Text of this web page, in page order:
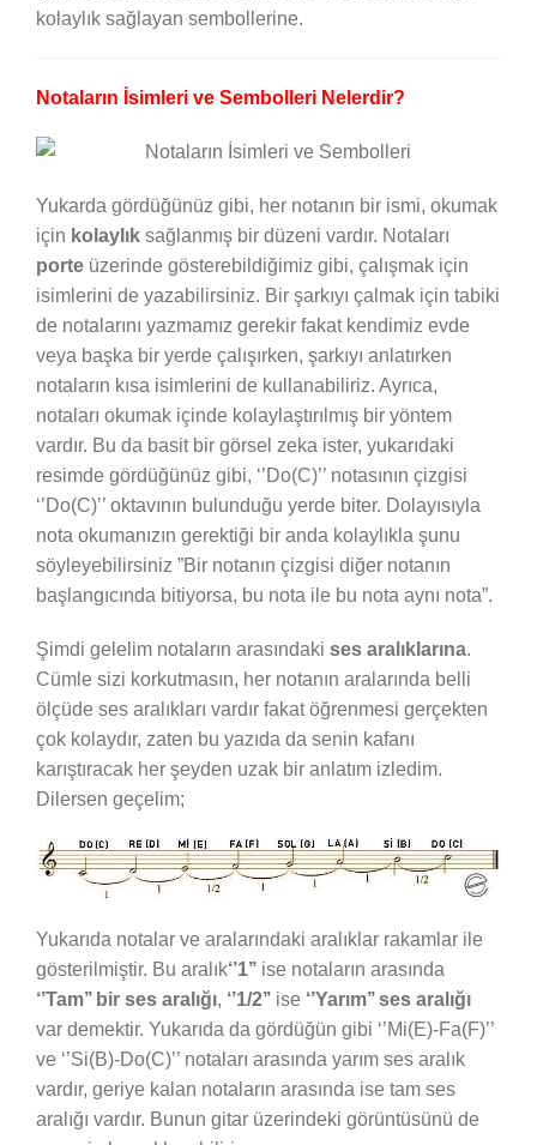
kolaylık sağlayan sembollerine.
Notaların İsimleri ve Sembolleri Nelerdir?
Yukarda gördüğünüz gibi, her notanın bir ismi, okumak
için kolaylık sağlanmış bir düzeni vardır. Notaları
porte üzerinde gösterebildiğimiz gibi, çalışmak için
isimlerini de yazabilirsiniz. Bir şarkıyı çalmak için tabiki
de notalarını yazmamız gerekir fakat kendimiz evde
veya başka bir yerde çalışırken, şarkıyı anlatırken
notaların kısa isimlerini de kullanabiliriz. Ayrıca,
notaları okumak içinde kolaylaştırılmış bir yöntem
vardır. Bu da basit bir görsel zeka ister, yukarıdaki
resimde gördüğünüz gibi, ‘’Do(C)’’ notasının çizgisi
‘’Do(C)’’ oktavının bulunduğu yerde biter. Dolayısıyla
nota okumanızın gerektiği bir anda kolaylıkla şunu
söyleyebilirsiniz ”Bir notanın çizgisi diğer notanın
başlangıcında bitiyorsa, bu nota ile bu nota aynı nota”.
Şimdi gelelim notaların arasındaki ses aralıklarına.
Cümle sizi korkutmasın, her notanın aralarında belli
ölçüde ses aralıkları vardır fakat öğrenmesi gerçekten
çok kolaydır, zaten bu yazıda da senin kafanı
karıştıracak her şeyden uzak bir anlatım izledim.
Dilersen geçelim;
Yukarıda notalar ve aralarındaki aralıklar rakamlar ile
gösterilmiştir. Bu aralık‘’1’’ ise notaların arasında
‘’Tam’’ bir ses aralığı, ‘’1/2’’ ise ‘’Yarım’’ ses aralığı
var demektir. Yukarıda da gördüğün gibi ‘’Mi(E)-Fa(F)’’
ve ‘’Si(B)-Do(C)’’ notaları arasında yarım ses aralık
vardır, geriye kalan notaların arasında ise tam ses
aralığı vardır. Bunun gitar üzerindeki görüntüsünü de